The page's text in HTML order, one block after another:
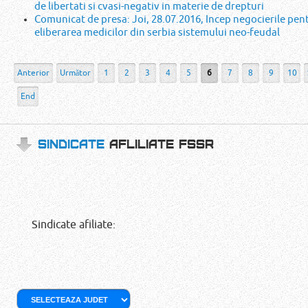
de libertati si cvasi-negativ in materie de drepturi
Comunicat de presa: Joi, 28.07.2016, Incep negocierile
eliberarea medicilor din serbia sistemului neo-feudal
Anterior Următor 1 2 3 4 5 6 7 8 9 10
End
SINDICATEAFLILIATE FSSR
Sindicate afiliate: